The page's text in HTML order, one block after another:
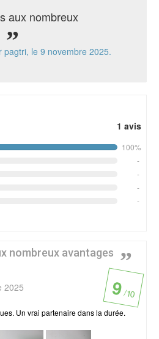
aux nombreux
pagtri, le 9 novembre 2025.
1 avis
100%
-
-
-
-
nombreux avantages
9/ 10
2025
Un vrai partenaire dans la durée.